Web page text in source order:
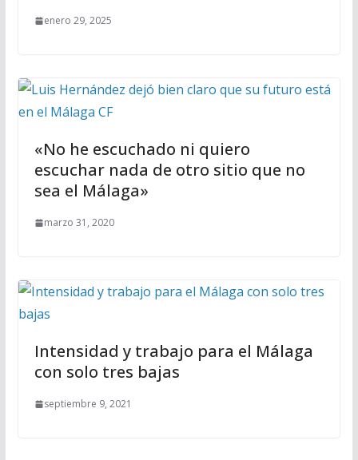
enero 29, 2025
«No he escuchado ni quiero
escuchar nada de otro sitio que no
sea el Málaga»
marzo 31, 2020
Intensidad y trabajo para el Málaga
con solo tres bajas
septiembre 9, 2021